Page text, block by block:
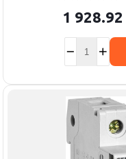
1 928.92